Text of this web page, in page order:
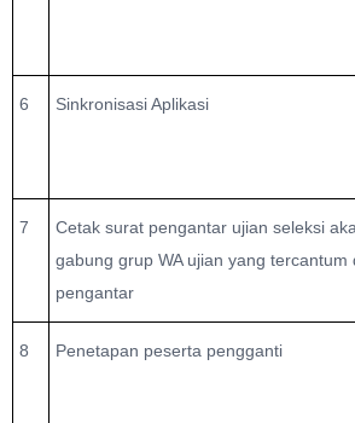
6 Sinkronisasi Aplikasi
7
Cetak surat pengantar ujian seleksi
gabung grup WA ujian yang tercantum
pengantar
8 Penetapan peserta pengganti